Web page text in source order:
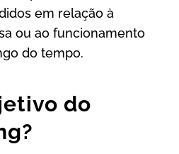
em relação à
ou ao funcionamento
do tempo.
do